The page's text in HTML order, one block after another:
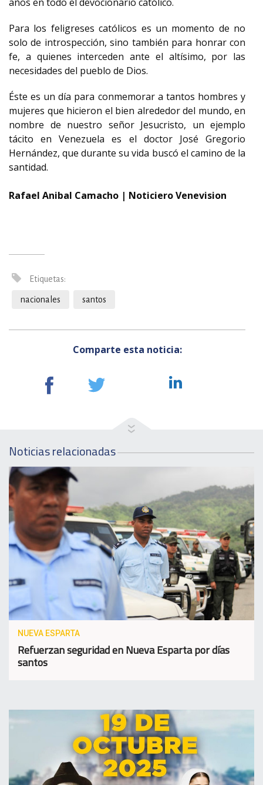
Para los feligreses católicos es un momento de no
solo de introspección, sino también para honrar con
fe, a quienes interceden ante el altísimo, por las
necesidades del pueblo de Dios.
Éste es un día para conmemorar a tantos hombres y
mujeres que hicieron el bien alrededor del mundo, en
nombre de nuestro señor Jesucristo, un ejemplo
tácito en Venezuela es el doctor José Gregorio
Hernández, que durante su vida buscó el camino de la
santidad.
Rafael Anibal Camacho | Noticiero Venevision
Etiquetas:
nacionales santos
Comparte esta noticia:
Noticias relacionadas
NUEVA ESPARTA
Refuerzan seguridad en Nueva Esparta por días
santos